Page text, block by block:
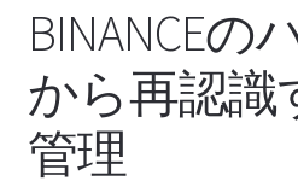
BINANCEの
から再認識
管理